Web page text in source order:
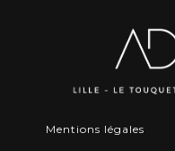
Mentions légales